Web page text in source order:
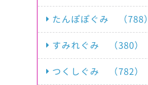
たんぽぽぐみ （788）
すみれぐみ （380）
つくしぐみ （782）